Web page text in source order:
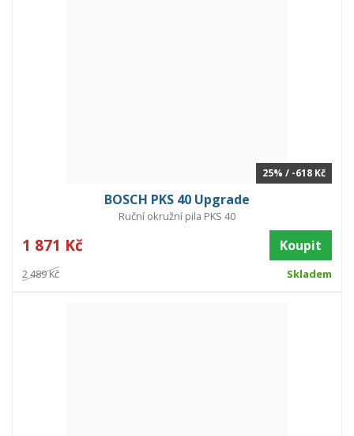
25% / -618 Kč
BOSCH PKS 40 Upgrade
Ruční okružní pila PKS 40
1 871 Kč Koupit
2 489 Kč Skladem